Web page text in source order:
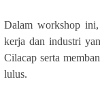
Dalam workshop
kerja dan industri
Cilacap serta
lulus.